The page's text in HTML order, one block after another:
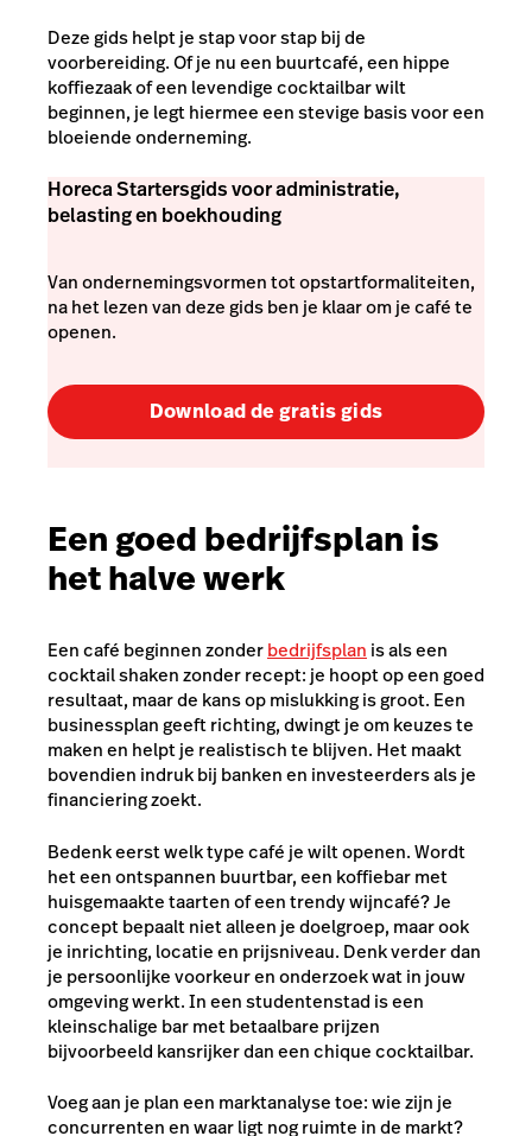
Deze gids helpt je stap voor stap bij de
voorbereiding. Of je nu een buurtcafé, een hippe
koffiezaak of een levendige cocktailbar wilt
beginnen, je legt hiermee een stevige basis voor een
bloeiende onderneming.
Horeca Startersgids voor administratie,
belasting en boekhouding
Van ondernemingsvormen tot opstartformaliteiten,
na het lezen van deze gids ben je klaar om je café te
openen.
Download de gratis gids
Een goed bedrijfsplan is
het halve werk
Een café beginnen zonderbedrijfsplan is als een
cocktail shaken zonder recept: je hoopt op een goed
resultaat, maar de kans op mislukking is groot. Een
businessplan geeft richting, dwingt je om keuzes te
maken en helpt je realistisch te blijven. Het maakt
bovendien indruk bij banken en investeerders als je
financiering zoekt.
Bedenk eerst welk type café je wilt openen. Wordt
het een ontspannen buurtbar, een koffiebar met
huisgemaakte taarten of een trendy wijncafé? Je
concept bepaalt niet alleen je doelgroep, maar ook
je inrichting, locatie en prijsniveau. Denk verder dan
je persoonlijke voorkeur en onderzoek wat in jouw
omgeving werkt. In een studentenstad is een
kleinschalige bar met betaalbare prijzen
bijvoorbeeld kansrijker dan een chique cocktailbar.
Voeg aan je plan een marktanalyse toe: wie zijn je
concurrenten en waar ligt nog ruimte in de markt?